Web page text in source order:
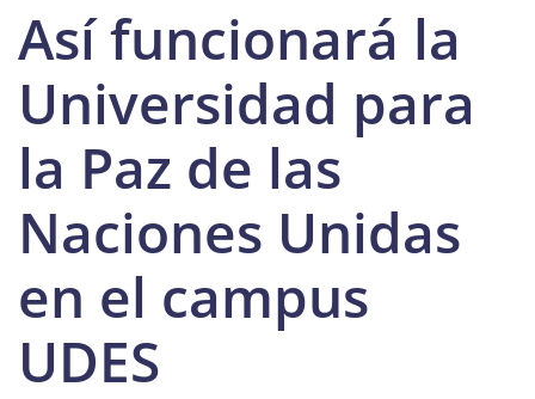
Así funcionará la
Universidad para
la Paz de las
Naciones Unidas
en el campus
UDES